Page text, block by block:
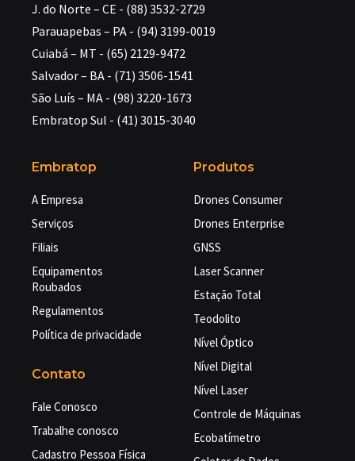
J. do Norte – CE - (88) 3532-2729
Parauapebas – PA - (94) 3199-0019
Cuiabá – MT - (65) 2129-9472
Salvador – BA - (71) 3506-1541
São Luís – MA - (98) 3220-1673
Embratop Sul - (41) 3015-3040
Embratop
A Empresa
Serviços
Filiais
Equipamentos
Roubados
Regulamentos
Política de privacidade
Contato
Fale Conosco
Trabalhe conosco
Cadastro Pessoa Física
Produtos
Drones Consumer
Drones Enterprise
GNSS
Laser Scanner
Estação Total
Teodolito
Nível Óptico
Nível Digital
Nível Laser
Controle de Máquinas
Ecobatímetro